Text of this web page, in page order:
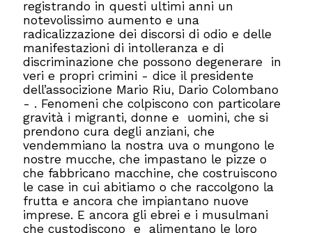
registrando in questi ultimi anni un
notevolissimo aumento e una
radicalizzazione dei discorsi di odio e delle
manifestazioni di intolleranza e di
discriminazione che possono degenerare in
veri e propri crimini - dice il presidente
dell’associzione Mario Riu, Dario Colombano
- . Fenomeni che colpiscono con particolare
gravità i migranti, donne e uomini, che si
prendono cura degli anziani, che
vendemmiano la nostra uva o mungono le
nostre mucche, che impastano le pizze o
che fabbricano macchine, che costruiscono
le case in cui abitiamo o che raccolgono la
frutta e ancora che impiantano nuove
imprese. E ancora gli ebrei e i musulmani
che custodiscono e alimentano le loro